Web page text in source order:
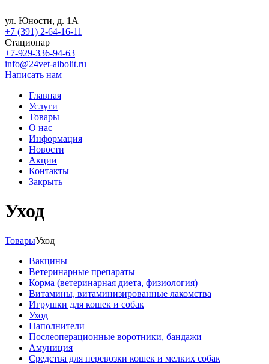
ул. Юности, д. 1А
+7 (391) 2-64-16-11
Стационар
+7-929-336-94-63
info@24vet-aibolit.ru
Написать нам
Главная
Услуги
Товары
О нас
Информация
Новости
Акции
Контакты
Закрыть
Уход
ТоварыУход
Вакцины
Ветеринарные препараты
Корма (ветеринарная диета, физиология)
Витамины, витаминизированные лакомства
Игрушки для кошек и собак
Уход
Наполнители
Послеоперационные воротники, бандажи
Амуниция
Средства для перевозки кошек и мелких собак